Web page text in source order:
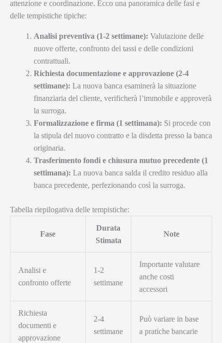
attenzione e coordinazione. Ecco una panoramica delle fasi e
delle tempistiche tipiche:
Analisi preventiva (1-2 settimane): Valutazione delle
nuove offerte, confronto dei tassi e delle condizioni
contrattuali.
Richiesta documentazione e approvazione (2-4
settimane): La nuova banca esaminerà la situazione
finanziaria del cliente, verificherà l’immobile e approverà
la surroga.
Formalizzazione e firma (1 settimana): Si procede con
la stipula del nuovo contratto e la disdetta presso la banca
originaria.
Trasferimento fondi e chiusura mutuo precedente (1
settimana): La nuova banca salda il credito residuo alla
banca precedente, perfezionando così la surroga.
Tabella riepilogativa delle tempistiche:
Fase
Durata
Stimata
Note
Analisi e
confronto offerte
1-2
settimane
Importante valutare
anche costi
accessori
Richiesta
documenti e
approvazione
2-4
settimane
Può variare in base
a pratiche bancarie